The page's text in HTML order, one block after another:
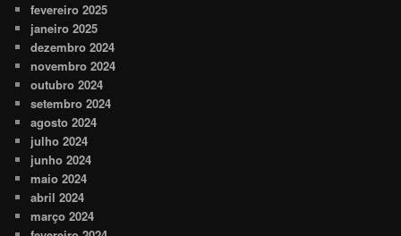
fevereiro 2025
janeiro 2025
dezembro 2024
novembro 2024
outubro 2024
setembro 2024
agosto 2024
julho 2024
junho 2024
maio 2024
abril 2024
março 2024